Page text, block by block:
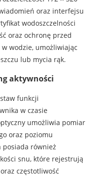
oraz interfejsu
wodoszczelności
oraz ochronę przed
wodzie, umożliwiając
lub mycia rąk.
aktywności
funkcji
w czasie
umożliwia pomiar
oraz poziomu
posiada również
snu, które rejestrują
częstotliwość